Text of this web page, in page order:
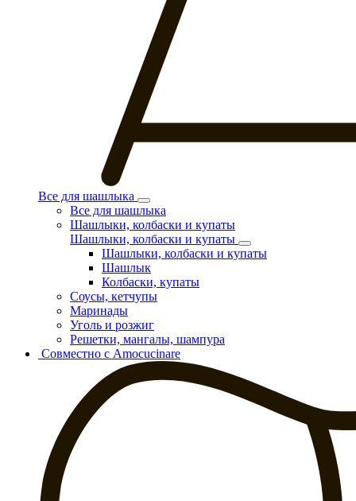
Все для шашлыка
Все для шашлыка
Шашлыки, колбаски и купаты
Шашлыки, колбаски и купаты
Шашлыки, колбаски и купаты
Шашлык
Колбаски, купаты
Соусы, кетчупы
Маринады
Уголь и розжиг
Решетки, мангалы, шампура
Совместно с Amocucinare